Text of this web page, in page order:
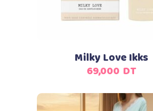
Milky Love Ikks
69,000 DT